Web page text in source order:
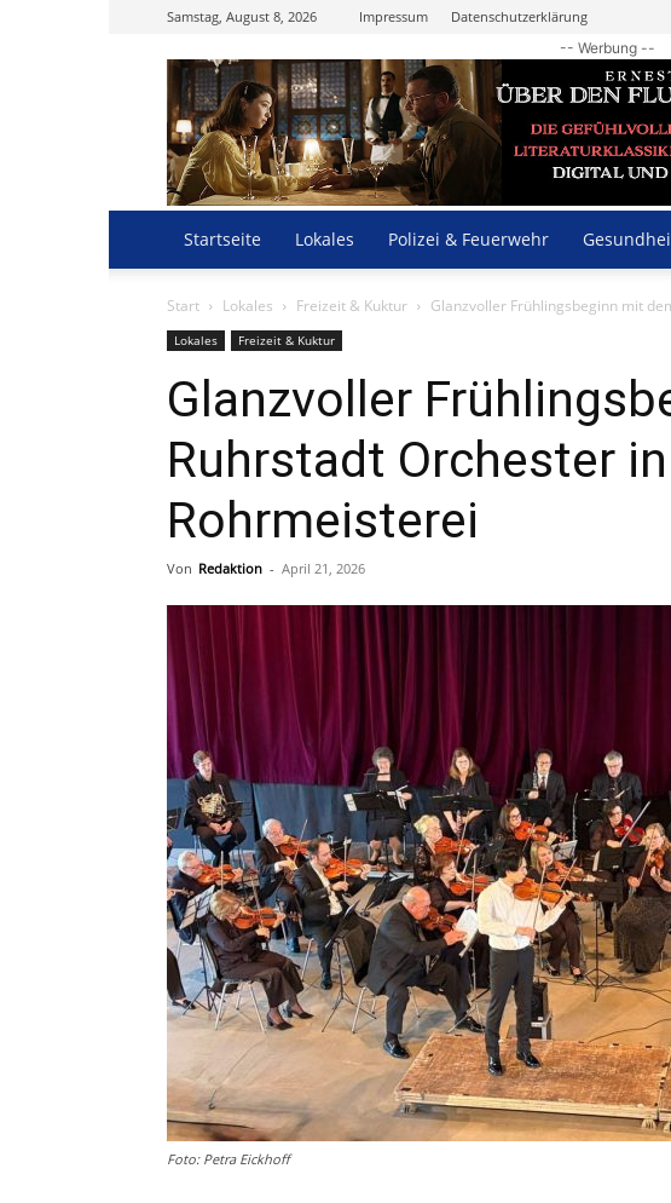
Samstag, August 8, 2026 Impressum Datenschutzerklärung
-- Werbung --
Startseite Lokales Polizei & Feuerwehr
Start Lokales Freizeit & Kuktur Glanzvoller Frühlingsbeginn mit
Lokales Freizeit & Kuktur
Glanzvoller
Ruhrstadt Orchester
Rohrmeisterei
Von Redaktion - April 21, 2026
Foto: Petra Eickhoff